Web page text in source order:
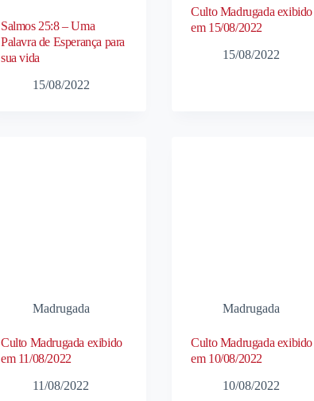
Salmos 25:8 – Uma
Palavra de Esperança para
sua vida
15/08/2022
Culto Madrugada exibido
em 15/08/2022
15/08/2022
Madrugada
Culto Madrugada exibido
em 11/08/2022
11/08/2022
Madrugada
Culto Madrugada exibido
em 10/08/2022
10/08/2022